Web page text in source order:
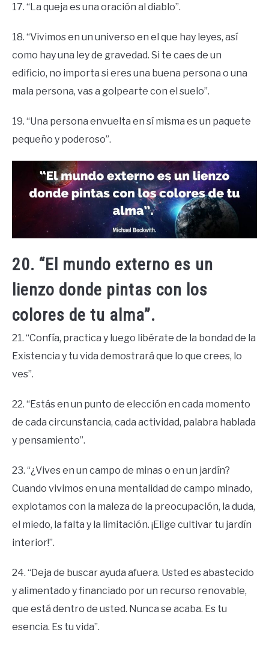
17. “La queja es una oración al diablo”.
18. “Vivimos en un universo en el que hay leyes, así
como hay una ley de gravedad. Si te caes de un
edificio, no importa si eres una buena persona o una
mala persona, vas a golpearte con el suelo”.
19. “Una persona envuelta en sí misma es un paquete
pequeño y poderoso”.
20. “El mundo externo es un
lienzo donde pintas con los
colores de tu alma”.
21. “Confía, practica y luego libérate de la bondad de la
Existencia y tu vida demostrará que lo que crees, lo
ves”.
22. “Estás en un punto de elección en cada momento
de cada circunstancia, cada actividad, palabra hablada
y pensamiento”.
23. “¿Vives en un campo de minas o en un jardín?
Cuando vivimos en una mentalidad de campo minado,
explotamos con la maleza de la preocupación, la duda,
el miedo, la falta y la limitación. ¡Elige cultivar tu jardín
interior!”.
24. “Deja de buscar ayuda afuera. Usted es abastecido
y alimentado y financiado por un recurso renovable,
que está dentro de usted. Nunca se acaba. Es tu
esencia. Es tu vida”.